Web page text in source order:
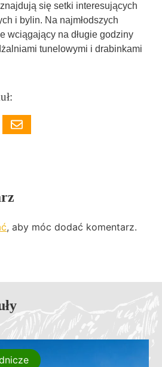
się setki interesujących
i bylin. Na najmłodszych
wciągający na długie godziny
tunelowymi i drabinkami
, aby móc dodać komentarz.